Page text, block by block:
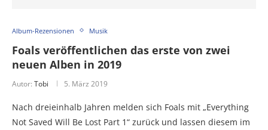
Album-Rezensionen Musik
Foals veröffentlichen das erste von zwei
neuen Alben in 2019
Autor: Tobi 5. März 2019
Nach dreieinhalb Jahren melden sich Foals mit „Everything
Not Saved Will Be Lost Part 1“ zurück und lassen diesem im